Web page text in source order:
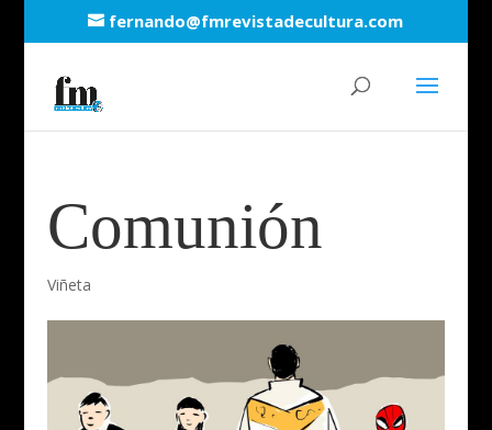
fernando@fmrevistadecultura.com
Comunión
Viñeta